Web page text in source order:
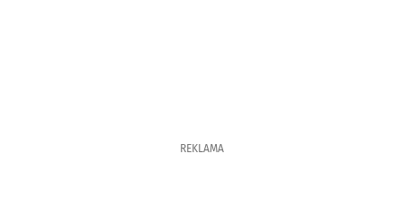
REKLAMA